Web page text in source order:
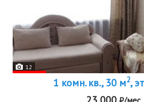
12
1 комн. кв., 30 м2,